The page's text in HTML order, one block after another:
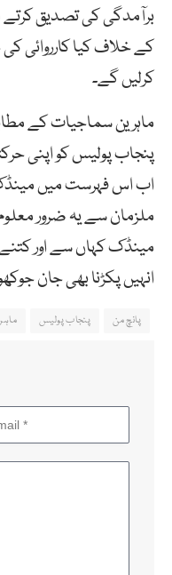
برآمدگی کی تصدیق کرتے
کے خلاف کیا کارروائی
کرلیں گے۔
ماہرین سماجیات کے
پنجاب پولیس کو اپنی
اب اس فہرست میں
ملزمان سے یہ ضرور
مینڈک کہاں سے اور
انہیں پکڑنا بھی جان
پانچ من پنجاب پولیس